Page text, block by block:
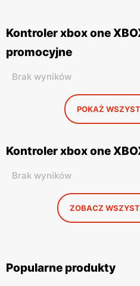
Kontroler xbox one
promocyjne
Brak wyników
POKAŻ
Kontroler xbox one
Brak wyników
ZOBACZ
Popularne produkty